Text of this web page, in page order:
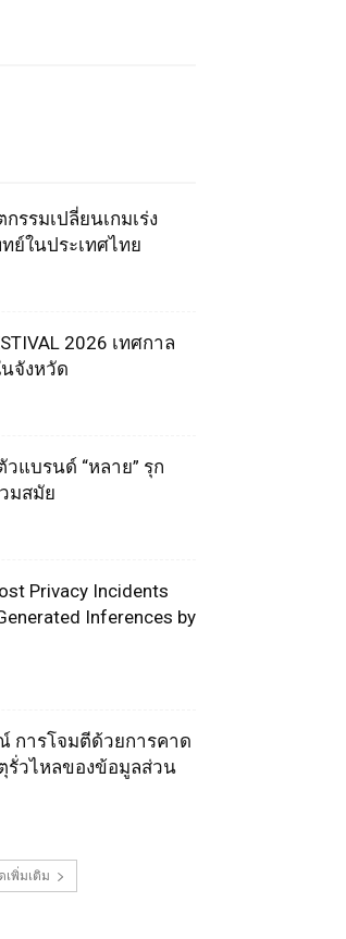
รรมเปลี่ยนเกมเร่ง
ย์ในประเทศไทย
2026 เทศกาล
จังหวัด
วแบรนด์ “หลาย” รุก
มสมัย
Privacy Incidents
Inferences by
การโจมตีด้วยการคาด
รั่วไหลของข้อมูลส่วน
เพิ่มเติม